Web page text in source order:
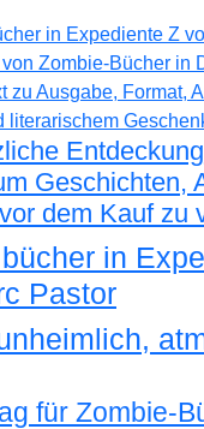
Geschichten,
dem Kauf zu
in
Pastor
für Zombie-